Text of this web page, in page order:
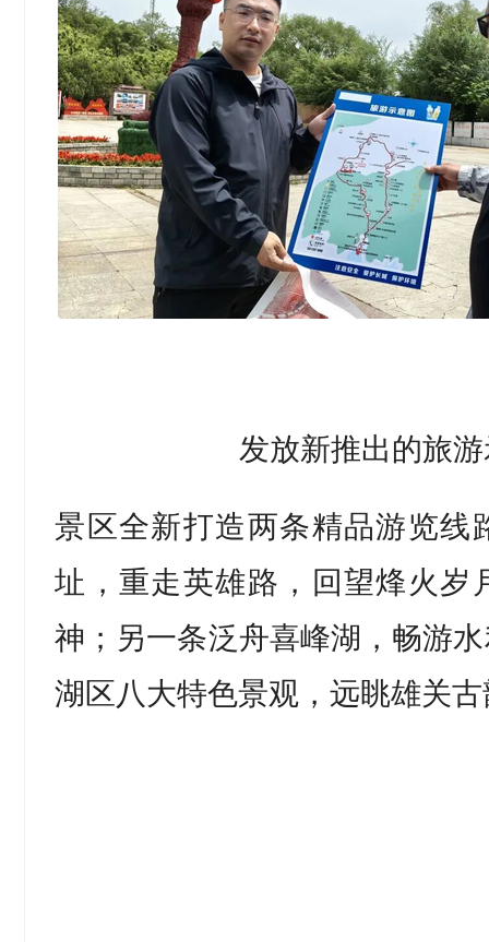
发放新推出的旅
景区全新打造两条精品游览线
址，重走英雄路，回望烽火岁
神；另一条泛舟喜峰湖，畅游
湖区八大特色景观，远眺雄关